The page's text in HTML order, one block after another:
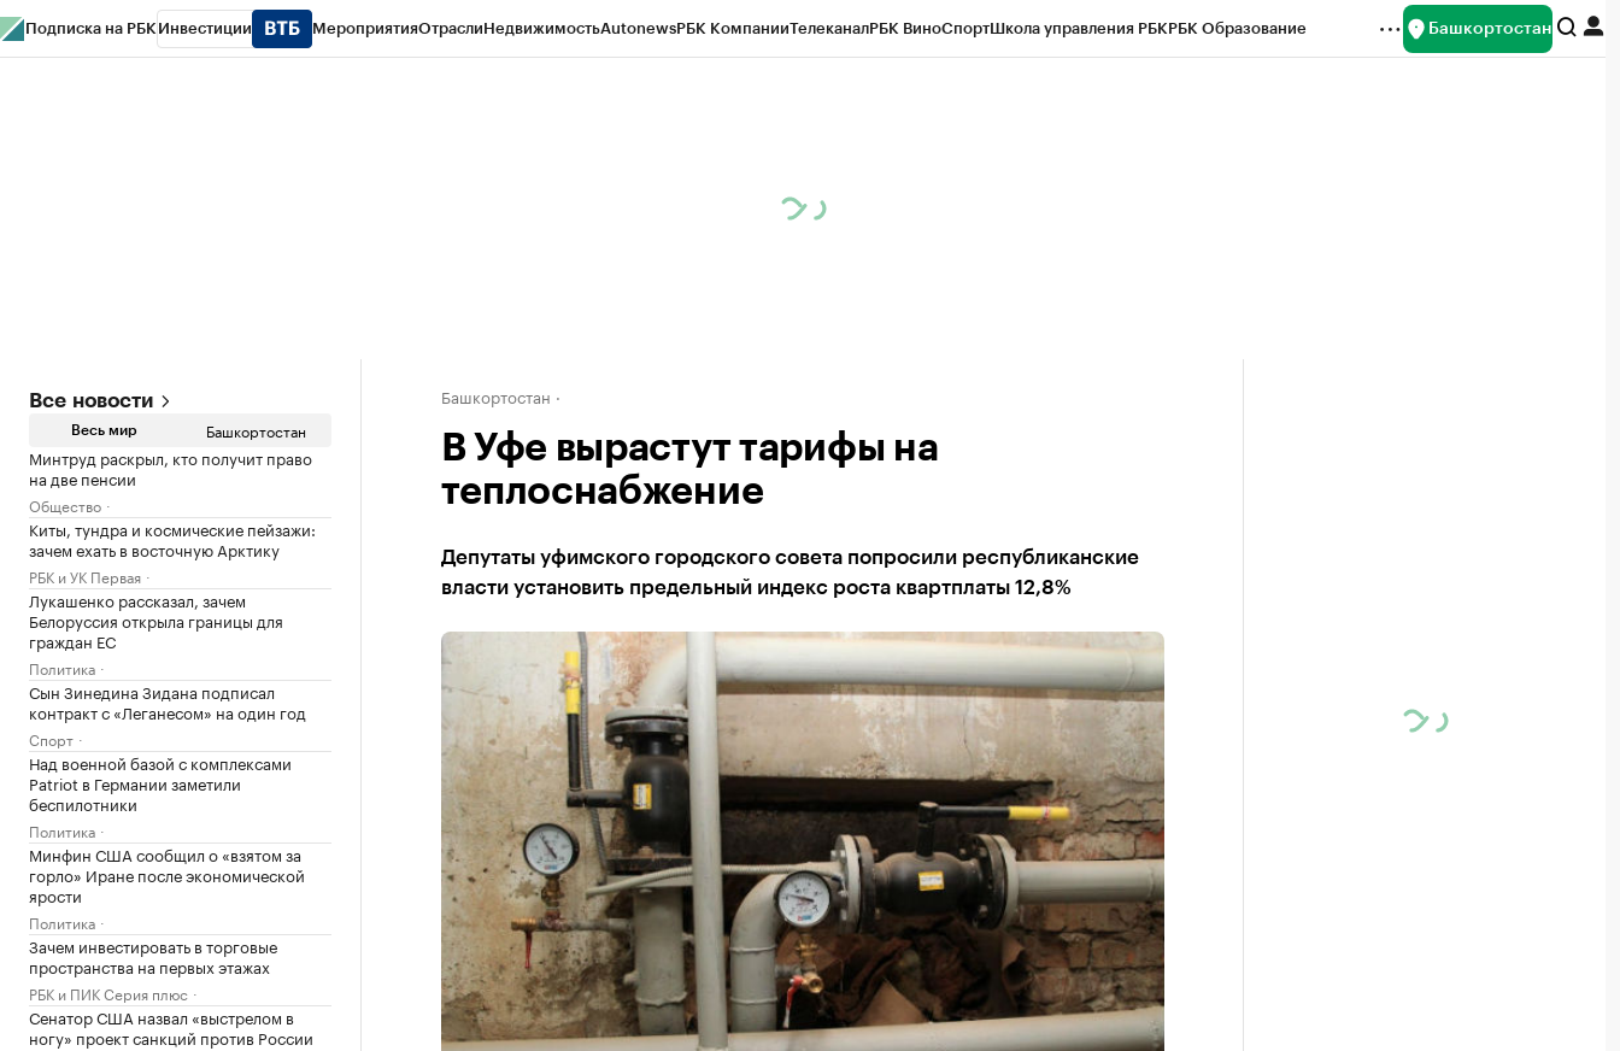
Подписка на РБК Инвестиции МероприятияОтраслиНедвижимостьAutonewsРБК КомпанииТелеканалРБК ВиноСпортШкола управления РБКРБК Образование Башкортостан
Все новости
Весь мир Башкортостан
Минтруд раскрыл, кто получит право
на две пенсии
Общество
Киты, тундра и космические пейзажи:
зачем ехать в восточную Арктику
РБК и УК Первая
Лукашенко рассказал, зачем
Белоруссия открыла границы для
граждан ЕС
Политика
Сын Зинедина Зидана подписал
контракт с «Леганесом» на один год
Спорт
Над военной базой с комплексами
Patriot в Германии заметили
беспилотники
Политика
Минфин США сообщил о «взятом за
горло» Иране после экономической
ярости
Политика
Зачем инвестировать в торговые
пространства на первых этажах
РБК и ПИК Серия плюс
Сенатор США назвал «выстрелом в
ногу» проект санкций против России
Башкортостан
В Уфе вырастут тарифы на
теплоснабжение
Депутаты уфимского городского совета попросили республиканские
власти установить предельный индекс роста квартплаты 12,8%